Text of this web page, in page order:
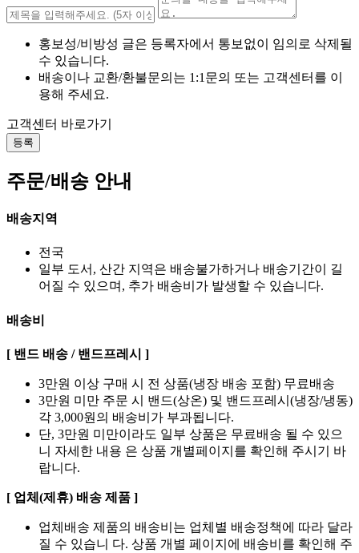
홍보성/비방성 글은 등록자에서 통보없이 임의로 삭제될
수 있습니다.
배송이나 교환/환불문의는 1:1문의 또는 고객센터를 이
용해 주세요.
고객센터 바로가기
등록
주문/배송 안내
배송지역
전국
일부 도서, 산간 지역은 배송불가하거나 배송기간이 길
어질 수 있으며, 추가 배송비가 발생할 수 있습니다.
배송비
[ 밴드 배송 / 밴드프레시 ]
3만원 이상 구매 시 전 상품(냉장 배송 포함) 무료배송
3만원 미만 주문 시 밴드(상온) 및 밴드프레시(냉장/냉동)
각 3,000원의 배송비가 부과됩니다.
단, 3만원 미만이라도 일부 상품은 무료배송 될 수 있으
니 자세한 내용 은 상품 개별페이지를 확인해 주시기 바
랍니다.
[ 업체(제휴) 배송 제품 ]
업체배송 제품의 배송비는 업체별 배송정책에 따라 달라
질 수 있습니 다. 상품 개별 페이지에 배송비를 확인해 주